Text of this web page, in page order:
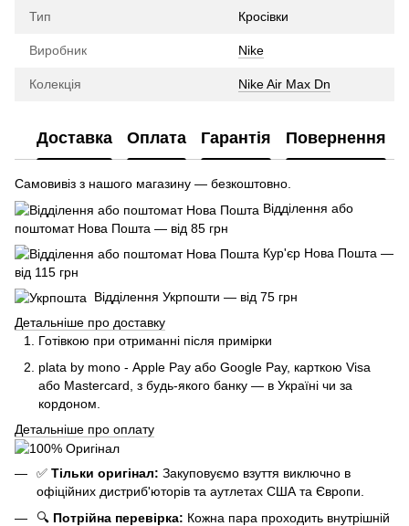
Тип Кросівки
Виробник Nike
Колекція Nike Air Max Dn
Доставка Оплата Гарантія Повернення
Самовивіз з нашого магазину — безкоштовно.
Відділення або
поштомат Нова Пошта — від 85 грн
Кур'єр Нова Пошта —
від 115 грн
Відділення Укрпошти — від 75 грн
Детальніше про доставку
Готівкою при отриманні після примірки
plata by mono - Apple Pay або Google Pay, карткою Visa
або Mastercard, з будь-якого банку — в Україні чи за
кордоном.
Детальніше про оплату
✅ Тільки оригінал: Закуповуємо взуття виключно в
офіційних дистриб'юторів та аутлетах США та Європи.
🔍 Потрійна перевірка: Кожна пара проходить внутрішній